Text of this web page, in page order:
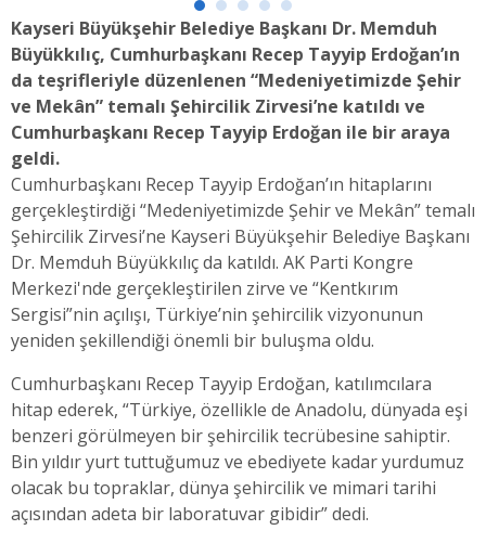
Kayseri Büyükşehir Belediye Başkanı Dr. Memduh
Büyükkılıç, Cumhurbaşkanı Recep Tayyip Erdoğan’ın
da teşrifleriyle düzenlenen “Medeniyetimizde Şehir
ve Mekân” temalı Şehircilik Zirvesi’ne katıldı ve
Cumhurbaşkanı Recep Tayyip Erdoğan ile bir araya
geldi.
Cumhurbaşkanı Recep Tayyip Erdoğan’ın hitaplarını
gerçekleştirdiği “Medeniyetimizde Şehir ve Mekân” temalı
Şehircilik Zirvesi’ne Kayseri Büyükşehir Belediye Başkanı
Dr. Memduh Büyükkılıç da katıldı. AK Parti Kongre
Merkezi'nde gerçekleştirilen zirve ve “Kentkırım
Sergisi”nin açılışı, Türkiye’nin şehircilik vizyonunun
yeniden şekillendiği önemli bir buluşma oldu.
Cumhurbaşkanı Recep Tayyip Erdoğan, katılımcılara
hitap ederek, “Türkiye, özellikle de Anadolu, dünyada eşi
benzeri görülmeyen bir şehircilik tecrübesine sahiptir.
Bin yıldır yurt tuttuğumuz ve ebediyete kadar yurdumuz
olacak bu topraklar, dünya şehircilik ve mimari tarihi
açısından adeta bir laboratuvar gibidir” dedi.